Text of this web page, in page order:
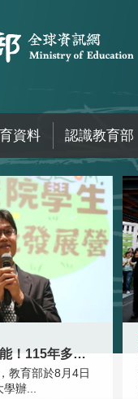
資料 認識教育部
跨越限制，探索潛能！115年多元潛
教育部於8月4日
辦...